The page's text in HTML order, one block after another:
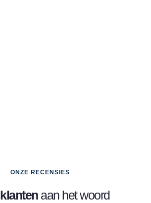
ONZE RECENSIES
klantenaan het woord